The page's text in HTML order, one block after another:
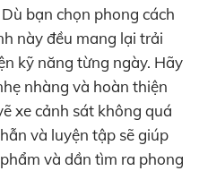
bạn chọn phong cách
này đều mang lại trải
kỹ năng từng ngày. Hãy
nhàng và hoàn thiện
xe cảnh sát không quá
và luyện tập sẽ giúp
và dần tìm ra phong